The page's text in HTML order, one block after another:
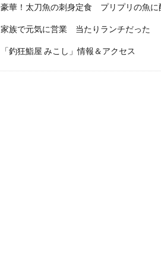
豪華！太刀魚の刺身定食 プリプリの魚に
家族で元気に営業 当たりランチだった
「釣狂鮨屋 みこし」情報＆アクセス